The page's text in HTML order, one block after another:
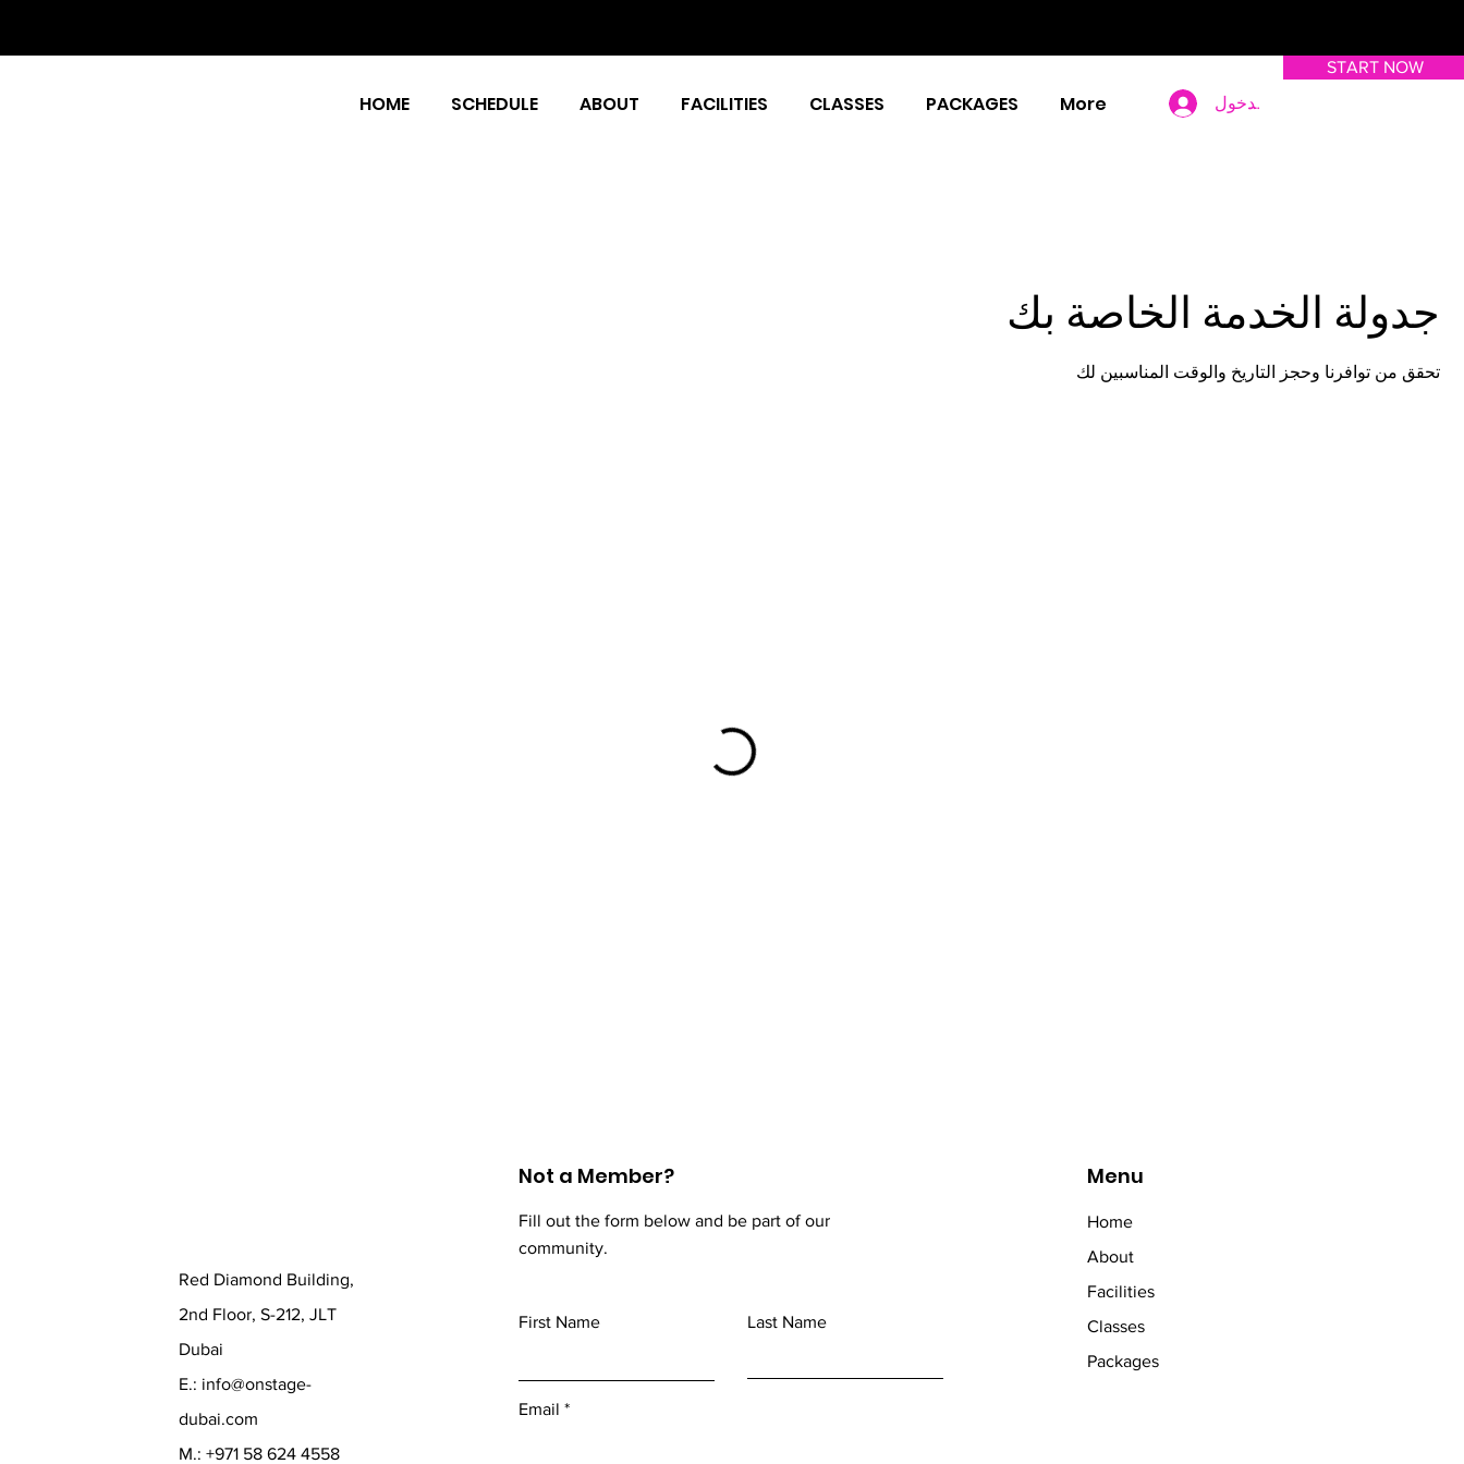
HOME SCHEDULE ABOUT FACILITIES CLASSES PACKAGES More تسجيل الدخول
START NOW
جدولة الخدمة الخاصة بك
تحقق من توافرنا وحجز التاريخ والوقت المناسبين لك
Red Diamond Building,
2nd Floor, S-212, JLT
Dubai
E.: info@onstage-
dubai.com
M.: +971 58 624 4558
Not a Member?
Fill out the form below and be part of our
community.
First Name Last Name
Email
Menu
Home
About
Facilities
Classes
Packages